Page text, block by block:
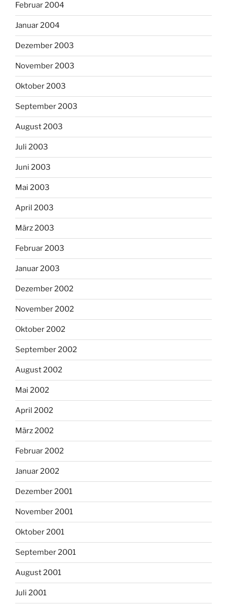
Februar 2004
Januar 2004
Dezember 2003
November 2003
Oktober 2003
September 2003
August 2003
Juli 2003
Juni 2003
Mai 2003
April 2003
März 2003
Februar 2003
Januar 2003
Dezember 2002
November 2002
Oktober 2002
September 2002
August 2002
Mai 2002
April 2002
März 2002
Februar 2002
Januar 2002
Dezember 2001
November 2001
Oktober 2001
September 2001
August 2001
Juli 2001